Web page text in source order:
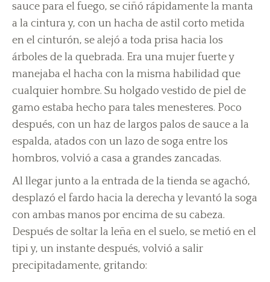
sauce para el fuego, se ciñó rápidamente la manta
a la cintura y, con un hacha de astil corto metida
en el cinturón, se alejó a toda prisa hacia los
árboles de la quebrada. Era una mujer fuerte y
manejaba el hacha con la misma habilidad que
cualquier hombre. Su holgado vestido de piel de
gamo estaba hecho para tales menesteres. Poco
después, con un haz de largos palos de sauce a la
espalda, atados con un lazo de soga entre los
hombros, volvió a casa a grandes zancadas.
Al llegar junto a la entrada de la tienda se agachó,
desplazó el fardo hacia la derecha y levantó la soga
con ambas manos por encima de su cabeza.
Después de soltar la leña en el suelo, se metió en el
tipi y, un instante después, volvió a salir
precipitadamente, gritando: